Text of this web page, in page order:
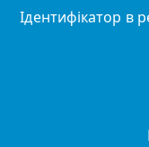
Ідентифікатор в